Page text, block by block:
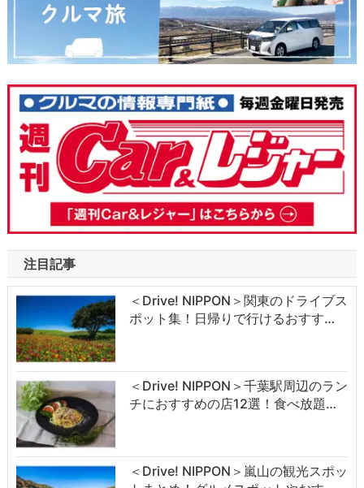
注目記事
＜Drive! NIPPON＞関東のドライブス
ポット集！日帰りで行けるおすす…
＜Drive! NIPPON＞千葉駅周辺のラン
チにおすすめの店12選！食べ放題…
＜Drive! NIPPON＞嵐山の観光スポッ